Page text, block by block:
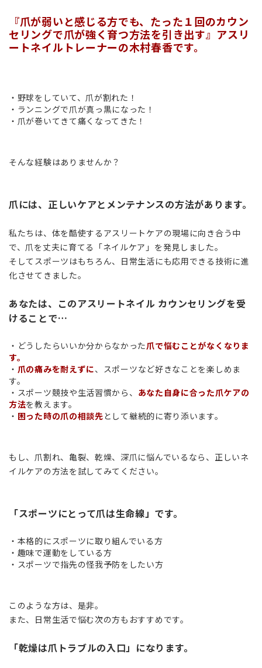
『爪が弱いと感じる方でも、たった１回のカウン
セリングで爪が強く育つ方法を引き出す』アスリ
ートネイルトレーナーの木村春香です。
・野球をしていて、爪が割れた！
・ランニングで爪が真っ黒になった！
・爪が巻いてきて痛くなってきた！
そんな経験はありませんか？
爪には、正しいケアとメンテナンスの方法があります。
私たちは、体を酷使するアスリートケアの現場に向き合う中
で、爪を丈夫に育てる「ネイルケア」を発見しました。
そしてスポーツはもちろん、日常生活にも応用できる技術に進
化させてきました。
あなたは、このアスリートネイル カウンセリングを受
けることで…
・どうしたらいいか分からなかった爪で悩むことがなくなりま
す。
・ 爪の痛みを耐えずに、スポーツなど好きなことを楽しめま
す。
・スポーツ競技や生活習慣から、 あなた自身に合った爪ケアの
方法を教えます。
・ 困った時の爪の相談先として継続的に寄り添います。
もし、爪割れ、亀裂、乾燥、深爪に悩んでいるなら、正しいネ
イルケアの方法を試してみてください。
「スポーツにとって爪は生命線」です。
・本格的にスポーツに取り組んでいる方
・趣味で運動をしている方
・スポーツで指先の怪我予防をしたい方
このような方は、是非。
また、日常生活で悩む次の方もおすすめです。
「乾燥は爪トラブルの入口」になります。